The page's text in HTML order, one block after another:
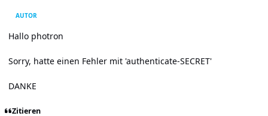
AUTOR
Hallo photron
Sorry, hatte einen Fehler mit 'authenticate-SECRET'
DANKE
Zitieren